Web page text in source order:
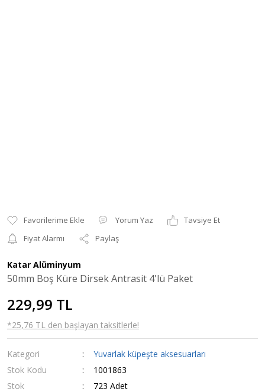
Yorum Yaz
Tavsiye Et
Fiyat Alarmı
Paylaş
Katar Alüminyum
50mm Boş Küre Dirsek Antrasit 4'lü Paket
229,99 TL
*25,76 TL den başlayan taksitlerle!
Kategori
Yuvarlak küpeşte aksesuarları
Stok Kodu
1001863
Stok
723 Adet